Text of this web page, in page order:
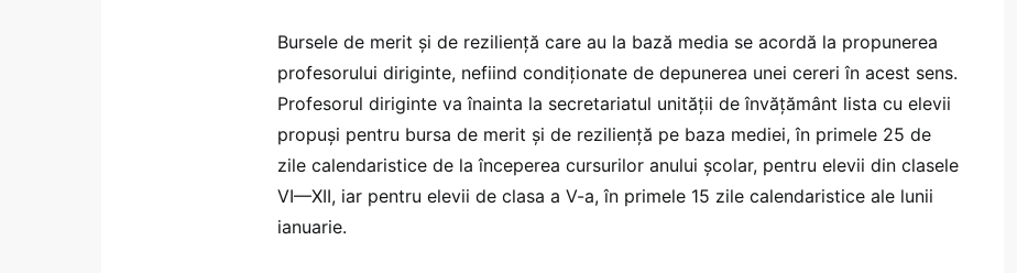
Bursele de merit și de reziliență care au la bază media se acordă la propunerea
profesorului diriginte, nefiind condiționate de depunerea unei cereri în acest sens.
Profesorul diriginte va înainta la secretariatul unității de învățământ lista cu elevii
propuși pentru bursa de merit și de reziliență pe baza mediei, în primele 25 de
zile calendaristice de la începerea cursurilor anului școlar, pentru elevii din clasele
VI—XII, iar pentru elevii de clasa a V-a, în primele 15 zile calendaristice ale lunii
ianuarie.